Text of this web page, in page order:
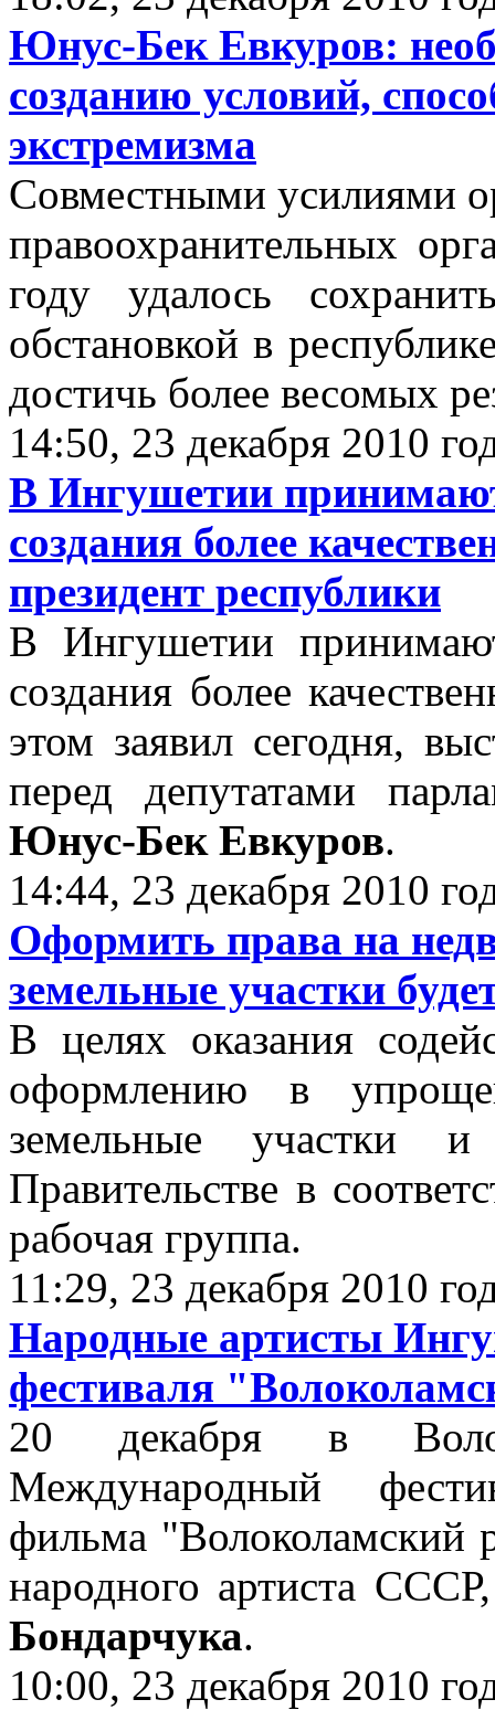
Юнус-Бек Евкуров:
созданию условий,
экстремизма
Совместными усилиями
правоохранительных
году удалось
обстановкой в
достичь более весомых
14:50, 23 декабря 2010
В Ингушетии
создания более
президент республики
В Ингушетии
создания более
этом заявил сегодня,
перед депутатами
Юнус-Бек Евкуров.
14:44, 23 декабря 2010
Оформить права на
земельные участки
В целях оказания
оформлению в
земельные участки
Правительстве в
рабочая группа.
11:29, 23 декабря 2010
Народные артисты
фестиваля
20 декабря в
Международный
фильма "Волоколамский
народного артиста
Бондарчука.
10:00, 23 декабря 2010